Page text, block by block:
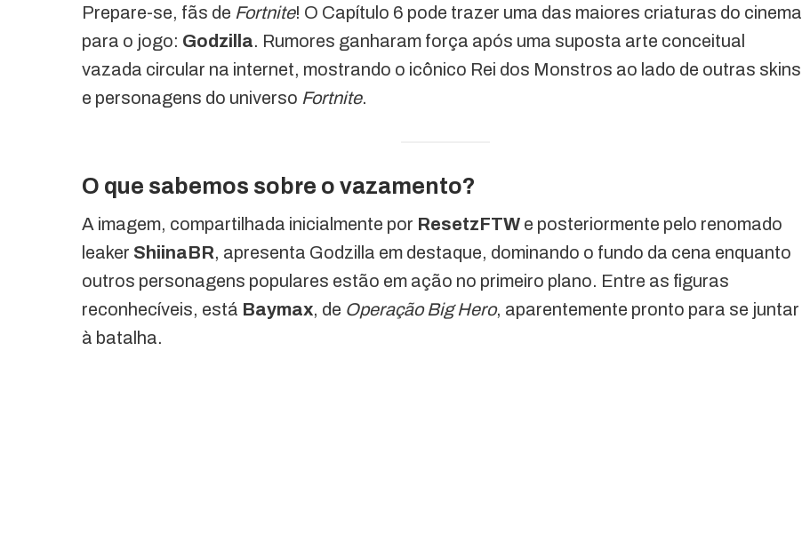
Prepare-se, fãs de Fortnite! O Capítulo 6 pode trazer uma das maiores criaturas do cinema
para o jogo: Godzilla. Rumores ganharam força após uma suposta arte conceitual
vazada circular na internet, mostrando o icônico Rei dos Monstros ao lado de outras skins
e personagens do universo Fortnite.
O que sabemos sobre o vazamento?
A imagem, compartilhada inicialmente por ResetzFTW e posteriormente pelo renomado
leaker ShiinaBR, apresenta Godzilla em destaque, dominando o fundo da cena enquanto
outros personagens populares estão em ação no primeiro plano. Entre as figuras
reconhecíveis, está Baymax, de Operação Big Hero, aparentemente pronto para se juntar
à batalha.